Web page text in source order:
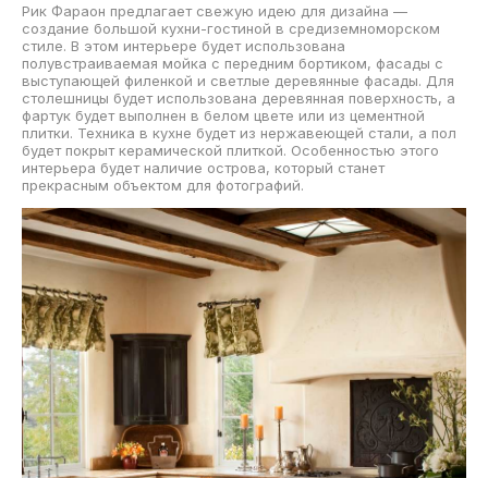
Рик Фараон предлагает свежую идею для дизайна —
создание большой кухни-гостиной в средиземноморском
стиле. В этом интерьере будет использована
полувстраиваемая мойка с передним бортиком, фасады с
выступающей филенкой и светлые деревянные фасады. Для
столешницы будет использована деревянная поверхность, а
фартук будет выполнен в белом цвете или из цементной
плитки. Техника в кухне будет из нержавеющей стали, а пол
будет покрыт керамической плиткой. Особенностью этого
интерьера будет наличие острова, который станет
прекрасным объектом для фотографий.